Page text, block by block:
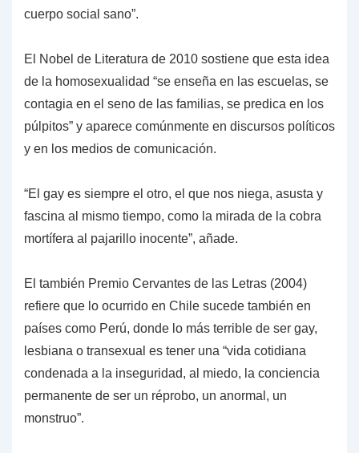
cuerpo social sano”.
El Nobel de Literatura de 2010 sostiene que esta idea
de la homosexualidad “se enseña en las escuelas, se
contagia en el seno de las familias, se predica en los
púlpitos” y aparece comúnmente en discursos políticos
y en los medios de comunicación.
“El gay es siempre el otro, el que nos niega, asusta y
fascina al mismo tiempo, como la mirada de la cobra
mortífera al pajarillo inocente”, añade.
El también Premio Cervantes de las Letras (2004)
refiere que lo ocurrido en Chile sucede también en
países como Perú, donde lo más terrible de ser gay,
lesbiana o transexual es tener una “vida cotidiana
condenada a la inseguridad, al miedo, la conciencia
permanente de ser un réprobo, un anormal, un
monstruo”.